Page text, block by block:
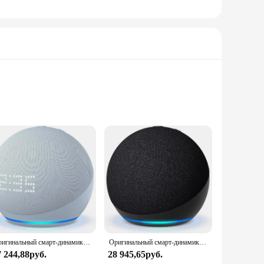
responds to your commands, allowing you to
Dot is your reliable assistant, ensuring that your home
to any room, while the fabric-wrapped exterior adds a
The Echo Dot's portability allows you to move it from
Оригинальный смарт-динамик Alexa Echo Dot 5-го 4-го поколения с Alexa, доступен для продажи с полными аксессуарами по отличной цене
244,88руб.
Оригинальный смарт-динамик Alexa Echo Dot 5-го 4-го поколения с Alexa, доступен для продажи с полными аксессуарами по отличной цене
28 945,65руб.